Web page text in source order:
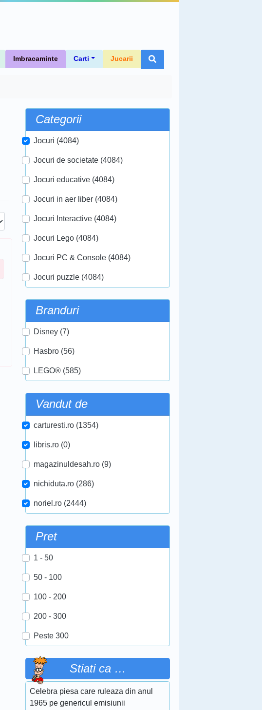
Imbracaminte Carti Jucarii
Categorii
Jocuri (4084)
Jocuri de societate (4084)
Jocuri educative (4084)
Jocuri in aer liber (4084)
Jocuri Interactive (4084)
Jocuri Lego (4084)
Jocuri PC & Console (4084)
Jocuri puzzle (4084)
Branduri
Disney (7)
Hasbro (56)
LEGO® (585)
Vandut de
carturesti.ro (1354)
libris.ro (0)
magazinuldesah.ro (9)
nichiduta.ro (286)
noriel.ro (2444)
Pret
1 - 50
50 - 100
100 - 200
200 - 300
Peste 300
Stiati ca …
Celebra piesa care ruleaza din anul
1965 pe genericul emisiunii